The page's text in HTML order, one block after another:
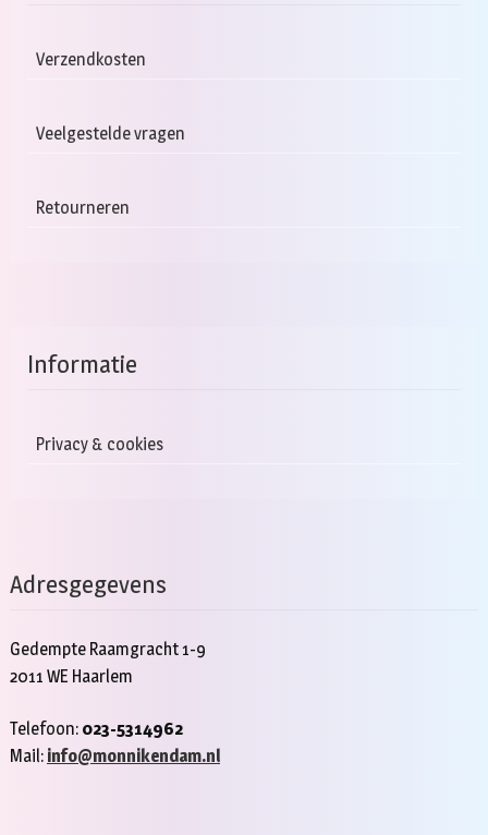
Verzendkosten
Veelgestelde vragen
Retourneren
Informatie
Privacy & cookies
Adresgegevens
Gedempte Raamgracht 1-9
2011 WE Haarlem
Telefoon: 023-5314962
Mail: info@monnikendam.nl